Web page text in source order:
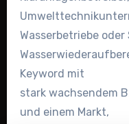
Wasserbetriebe
Keyword mit
stark wachsendem
und einem Markt,